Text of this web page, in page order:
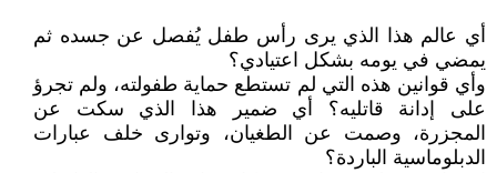
أي عالم هذا الذي يرى رأس طفل يُفصل عن جسده ثم
يمضي في يومه بشكل اعتيادي؟
وأي قوانين هذه التي لم تستطع حماية طفولته، ولم تجرؤ
على إدانة قاتليه؟ أي ضمير هذا الذي سكت عن
المجزرة، وصمت عن الطغيان، وتوارى خلف عبارات
الدبلوماسية الباردة؟